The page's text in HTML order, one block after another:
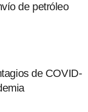
de petróleo
de COVID-